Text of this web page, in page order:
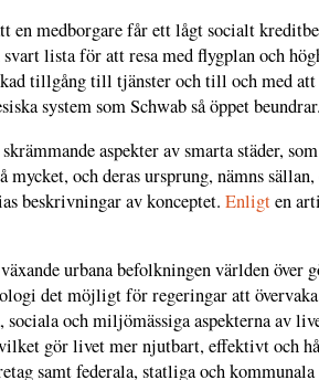
en medborgare får ett lågt socialt
svart lista för att resa med flygplan och
tillgång till tjänster och till och med att
system som Schwab så öppet beundrar.
aspekter av smarta städer,
mycket, och deras ursprung, nämns
beskrivningar av konceptet. Enligten
urbana befolkningen världen över
det möjligt för regeringar att
sociala och miljömässiga aspekterna av
gör livet mer njutbart, effektivt och
samt federala, statliga och